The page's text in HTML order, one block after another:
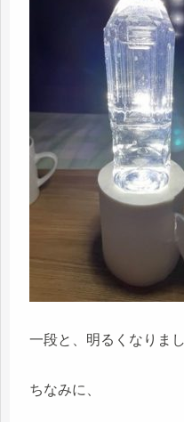
一段と、明るくなりまし
ちなみに、